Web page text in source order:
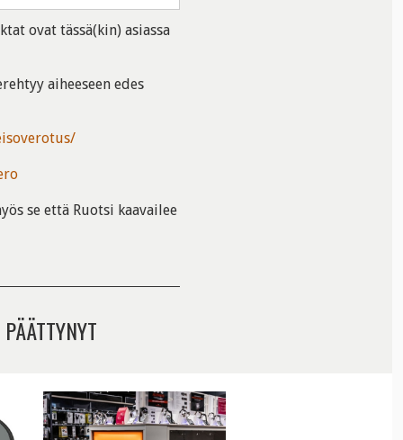
ovat tässä(kin) asiassa
aiheeseen edes
se että Ruotsi kaavailee